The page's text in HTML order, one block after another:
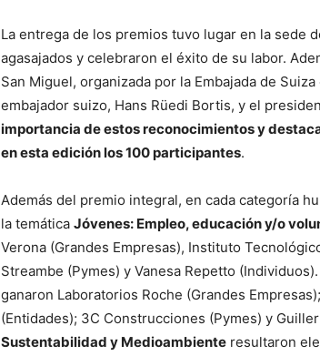
La entrega de los premios tuvo lugar en la sede
agasajados y celebraron el éxito de su labor.
San Miguel, organizada por la Embajada de
embajador suizo, Hans Rüedi Bortis, y el
importancia de estos reconocimientos y
en esta edición los 100 participantes.
Además del premio integral, en cada categoría
la temática Jóvenes: Empleo, educación y/o
Verona (Grandes Empresas), Instituto
Streambe (Pymes) y Vanesa Repetto
ganaron Laboratorios Roche (Grandes
(Entidades); 3C Construcciones (Pymes) y
Sustentabilidad y Medioambiente resultaron